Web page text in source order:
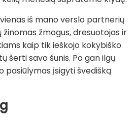
iš mano verslo partnerių
žmogus, dresuotojas ir
kaip tik ieškojo kokybiško
šerti savo šunis. Po gan ilgų
pasiūlymas įsigyti švedišką